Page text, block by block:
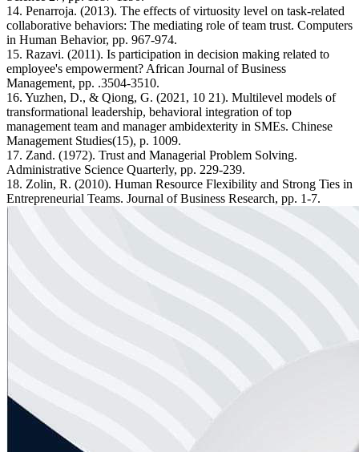
14. Penarroja. (2013). The effects of virtuosity level on task-related
collaborative behaviors: The mediating role of team trust. Computers
in Human Behavior, pp. 967-974.
15. Razavi. (2011). Is participation in decision making related to
employee's empowerment? African Journal of Business
Management, pp. .3504-3510.
16. Yuzhen, D., & Qiong, G. (2021, 10 21). Multilevel models of
transformational leadership, behavioral integration of top
management team and manager ambidexterity in SMEs. Chinese
Management Studies(15), p. 1009.
17. Zand. (1972). Trust and Managerial Problem Solving.
Administrative Science Quarterly, pp. 229-239.
18. Zolin, R. (2010). Human Resource Flexibility and Strong Ties in
Entrepreneurial Teams. Journal of Business Research, pp. 1-7.